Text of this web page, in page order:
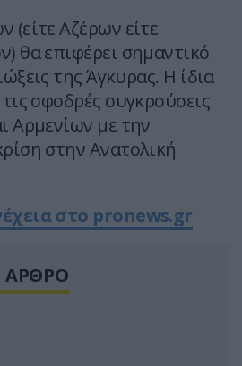
Αζέρων είτε
θα επιφέρει σημαντικό
της Άγκυρας. Η ίδια
σφοδρές συγκρούσεις
Αρμενίων με την
στην Ανατολική
στο pronews.gr
ΑΡΘΡΟ